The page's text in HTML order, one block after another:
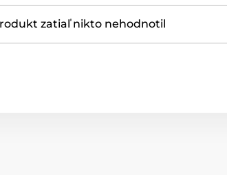
zatiaľ nikto nehodnotil